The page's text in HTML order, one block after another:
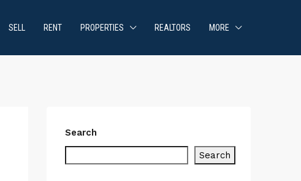
SELL RENT PROPERTIES REALTORS MORE
Search
Search